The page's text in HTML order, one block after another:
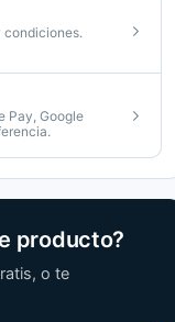
condiciones.
Pay, Google
producto?
o te